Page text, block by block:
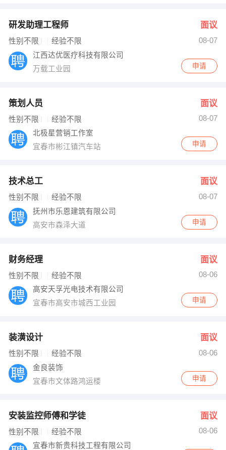
研发助理工程师 面议
性别不限 经验不限
08-07
江西达优医疗科技有限公司
万载工业园
申请
策划人员 面议
性别不限 经验不限
08-07
北极星营销工作室
宜春市彬江镇汽车站
申请
技术总工 面议
性别不限 经验不限
08-07
抚州市乐恩建筑有限公司
高安市森泽大道
申请
财务经理 面议
性别不限 经验不限
08-06
高安天孚光电技术有限公司
宜春市高安市城西工业园
申请
装潢设计 面议
性别不限 经验不限
08-06
金良装饰
宜春市文体路鸿运楼
申请
安装监控师傅和学徒 面议
性别不限 经验不限
08-06
宜春市新贵科技工程有限公司